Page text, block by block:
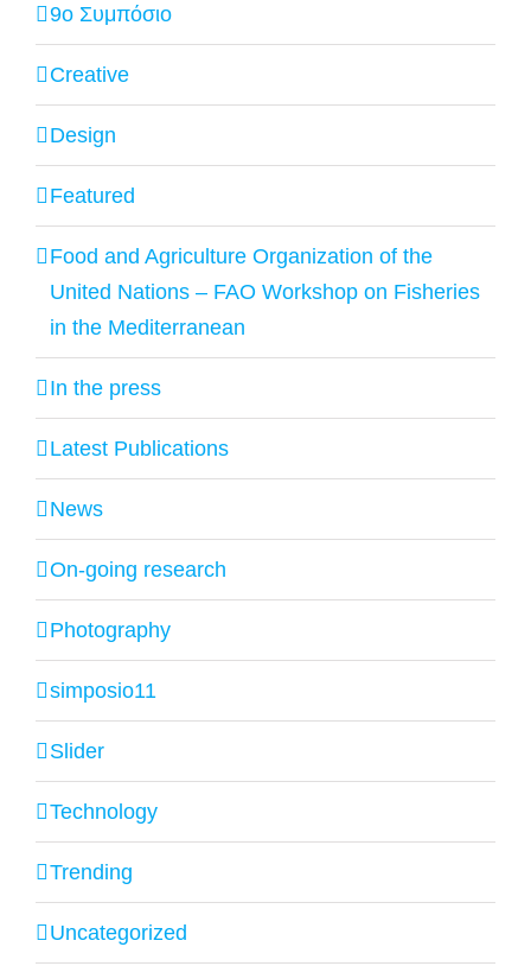
9ο Συμπόσιο
Creative
Design
Featured
Food and Agriculture Organization of the
United Nations – FAO Workshop on Fisheries
in the Mediterranean
In the press
Latest Publications
News
On-going research
Photography
simposio11
Slider
Technology
Trending
Uncategorized